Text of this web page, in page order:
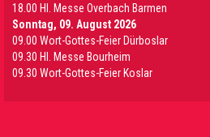
18.00 Hl. Messe Overbach Barmen
Sonntag, 09. August 2026
09.00 Wort-Gottes-Feier Dürboslar
09.30 HI. Messe Bourheim
09.30 Wort-Gottes-Feier Koslar